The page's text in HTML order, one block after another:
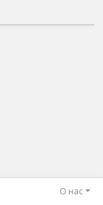
О нас